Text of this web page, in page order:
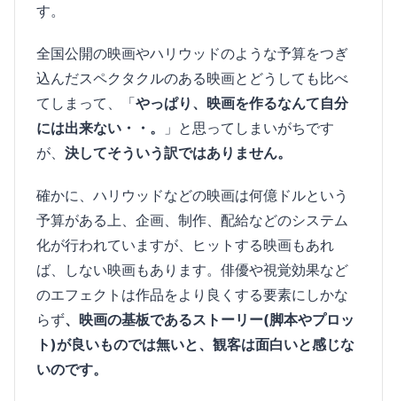
す。
全国公開の映画やハリウッドのような予算をつぎ
込んだスペクタクルのある映画とどうしても比べ
てしまって、「やっぱり、映画を作るなんて自分
には出来ない・・。
」と思ってしまいがちです
が、 決してそういう訳ではありません。
確かに、ハリウッドなどの映画は何億ドルという
予算がある上、企画、制作、配給などのシステム
化が行われていますが、ヒットする映画もあれ
ば、しない映画もあります。俳優や視覚効果など
のエフェクトは作品をより良くする要素にしかな
らず、映画の基板であるストーリー(脚本やプロッ
ト)が良いものでは無いと、観客は面白いと感じな
いのです。